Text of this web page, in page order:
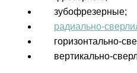
зубофрезерные;
радиально-
горизонтально-
вертикально-